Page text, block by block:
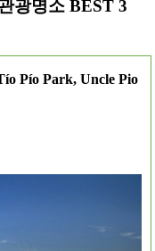
광명소 BEST 3
Pío Park, Uncle Pio